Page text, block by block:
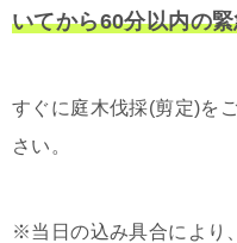
いてから60分以内の
すぐに庭木伐採(剪定)を
さい。
※当日の込み具合により